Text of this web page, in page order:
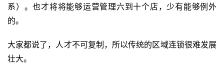
系）。也才将将能够运营管理六到十个店，少有能够例外
的。
大家都说了，人才不可复制，所以传统的区域连锁很难发展
壮大。